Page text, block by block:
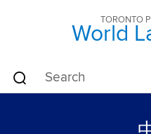
TORONTO
World